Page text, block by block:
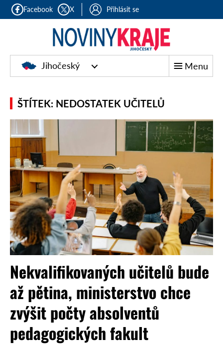
Facebook X Přihlásit se
Jihočeský Menu
ŠTÍTEK: NEDOSTATEK UČITELŮ
Nekvalifikovaných učitelů bude
až pětina, ministerstvo chce
zvýšit počty absolventů
pedagogických fakult